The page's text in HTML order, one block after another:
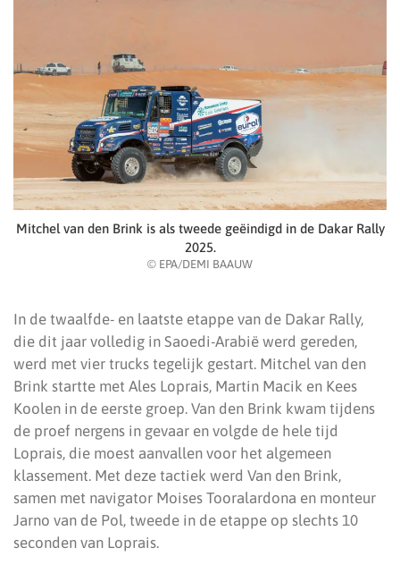
Mitchel van den Brink is als tweede geëindigd in de Dakar Rally
2025.
© EPA/DEMI BAAUW
In de twaalfde- en laatste etappe van de Dakar Rally,
die dit jaar volledig in Saoedi-Arabië werd gereden,
werd met vier trucks tegelijk gestart. Mitchel van den
Brink startte met Ales Loprais, Martin Macik en Kees
Koolen in de eerste groep. Van den Brink kwam tijdens
de proef nergens in gevaar en volgde de hele tijd
Loprais, die moest aanvallen voor het algemeen
klassement. Met deze tactiek werd Van den Brink,
samen met navigator Moises Tooralardona en monteur
Jarno van de Pol, tweede in de etappe op slechts 10
seconden van Loprais.